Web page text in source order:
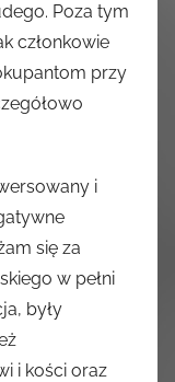
Poza tym
członkowie
przy
i
się za
w pełni
były
i kości oraz